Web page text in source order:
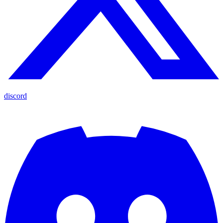
discord